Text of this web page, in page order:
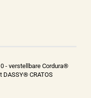
- verstellbare Cordura®
CRATOS